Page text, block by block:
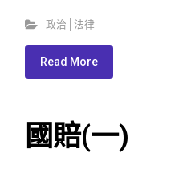
政治│法律
Read More
國賠(一)